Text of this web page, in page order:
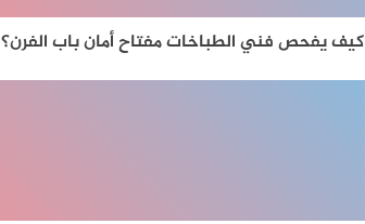
كيف يفحص فني الطباخات مفتاح أمان باب الفرن؟